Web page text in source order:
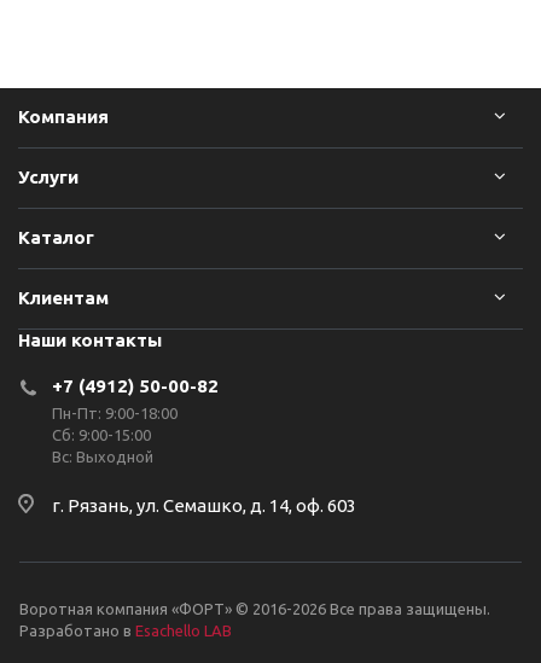
Компания
Услуги
Каталог
Клиентам
Наши контакты
+7 (4912) 50-00-82
Пн-Пт: 9:00-18:00
Сб: 9:00-15:00
Вс: Выходной
г. Рязань, ул. Семашко, д. 14, оф. 603
Воротная компания «ФОРТ» © 2016-2026 Все права защищены.
Разработано в Esachello LAB